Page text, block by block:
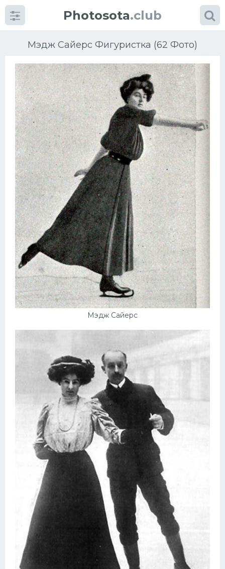
Photosota.club
Мэдж Сайерс Фигуристка (62 Фото)
Мэдж Сайерс
КатегорииФото
Еще картинки...
Футбол
Баскетбол
Хоккей
Велогонки
Конькобежный спорт
Тренажеры
Интерьер квартиры